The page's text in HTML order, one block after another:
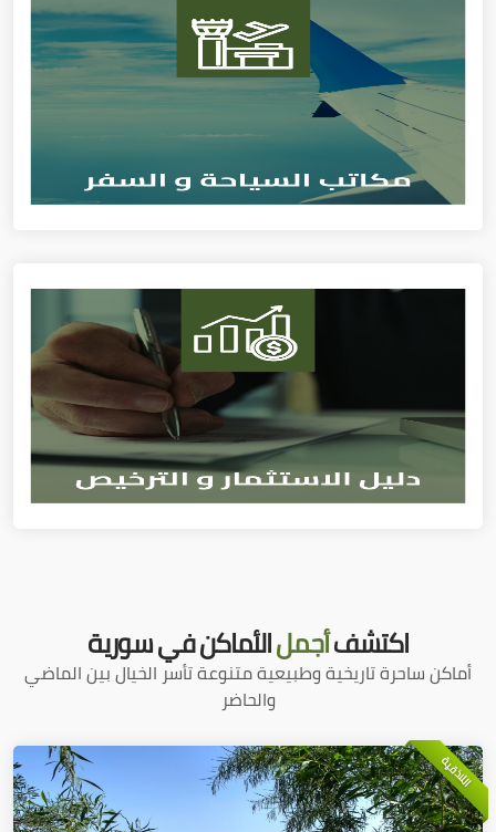
اكتشفأجملالأماكن في سورية
أماكن ساحرة تاريخية وطبيعية متنوعة تأسر الخيال بين الماضي
والحاضر
اللاذقية